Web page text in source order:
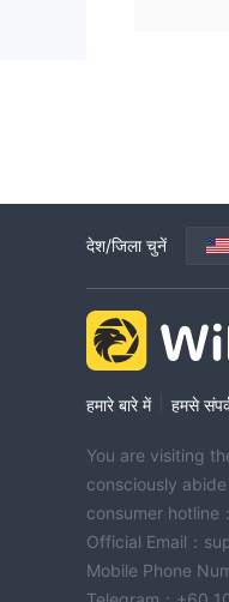
देश/जिला चुनें
हमारे बारे में हमसे
You are visiting
consciously
consumer
Official Email：
Mobile Phone